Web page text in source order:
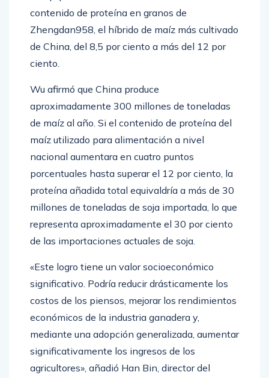
contenido de proteína en granos de
Zhengdan958, el híbrido de maíz más cultivado
de China, del 8,5 por ciento a más del 12 por
ciento.
Wu afirmó que China produce
aproximadamente 300 millones de toneladas
de maíz al año. Si el contenido de proteína del
maíz utilizado para alimentación a nivel
nacional aumentara en cuatro puntos
porcentuales hasta superar el 12 por ciento, la
proteína añadida total equivaldría a más de 30
millones de toneladas de soja importada, lo que
representa aproximadamente el 30 por ciento
de las importaciones actuales de soja.
«Este logro tiene un valor socioeconómico
significativo. Podría reducir drásticamente los
costos de los piensos, mejorar los rendimientos
económicos de la industria ganadera y,
mediante una adopción generalizada, aumentar
significativamente los ingresos de los
agricultores», añadió Han Bin, director del